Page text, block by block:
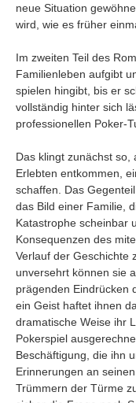
neue Situation
wird, wie es früher
Im zweiten Teil des
Familienleben aufgibt
spielen hingibt, bis er
vollständig hinter sich
professionellen Poker-
Das klingt zunächst so,
Erlebten entkommen,
schaffen. Das
das Bild einer Familie,
Katastrophe scheinbar
Konsequenzen des
Verlauf der Geschichte
unversehrt können sie
prägenden Eindrücken
ein Geist haftet ihnen
dramatische Weise ihr
Pokerspiel
Beschäftigung, die ihn
Erinnerungen an
Trümmern der Türme